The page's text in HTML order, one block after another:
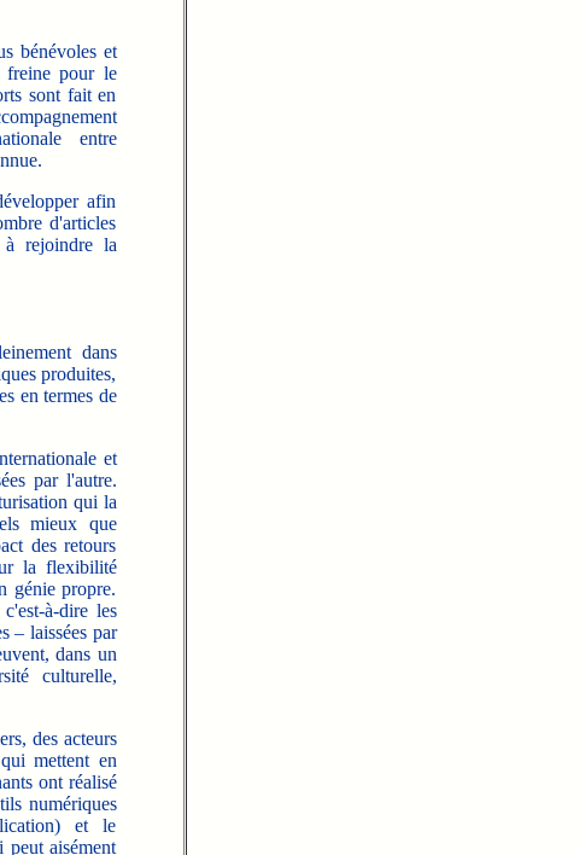
bénévoles et
freine pour le
sont fait en
entre
afin
d'articles
rejoindre la
dans
produites,
en termes de
et
par l'autre.
qui la
mieux que
des retours
la flexibilité
génie propre.
à-dire les
– laissées par
dans un
culturelle,
des acteurs
mettent en
ont réalisé
numériques
et le
aisément